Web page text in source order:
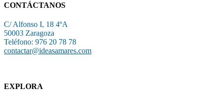
CONTÁCTANOS
C/ Alfonso I, 18 4ºA
50003 Zaragoza
Teléfono: 976 20 78 78
contactar@ideasamares.com
EXPLORA